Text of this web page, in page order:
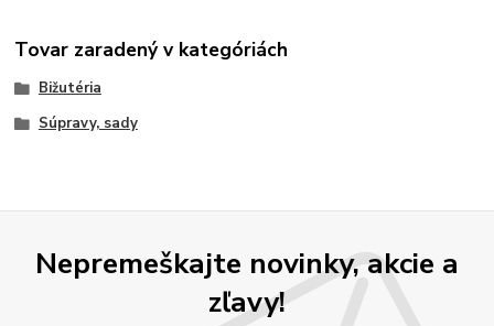
Tovar zaradený v kategóriách
Bižutéria
Súpravy, sady
Nepremeškajte novinky, akcie a
zľavy!